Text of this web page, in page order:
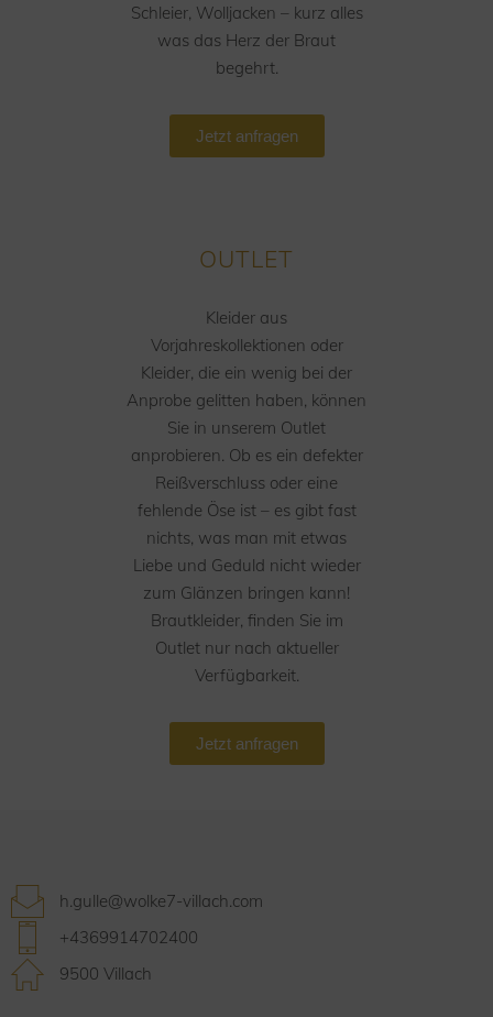
Schleier, Wolljacken – kurz alles
was das Herz der Braut
begehrt.
Jetzt anfragen
OUTLET
Kleider aus
Vorjahreskollektionen oder
Kleider, die ein wenig bei der
Anprobe gelitten haben, können
Sie in unserem Outlet
anprobieren. Ob es ein defekter
Reißverschluss oder eine
fehlende Öse ist – es gibt fast
nichts, was man mit etwas
Liebe und Geduld nicht wieder
zum Glänzen bringen kann!
Brautkleider, finden Sie im
Outlet nur nach aktueller
Verfügbarkeit.
Jetzt anfragen
h.gulle@wolke7-villach.com
+4369914702400
9500 Villach